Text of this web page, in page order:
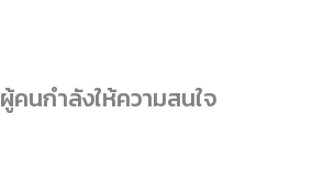
ผู้คนกำลังให้ความสนใจ